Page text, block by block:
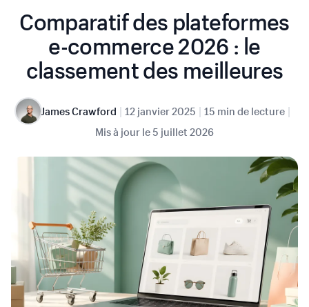
Comparatif des plateformes
e-commerce 2026 : le
classement des meilleures
James Crawford | 12 janvier 2025 | 15 min de lecture |
Mis à jour le 5 juillet 2026